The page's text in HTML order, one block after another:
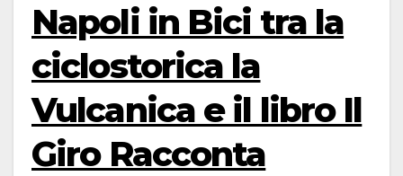
Napoli in Bici tra la
ciclostorica la
Vulcanica e il libro Il
Giro Racconta